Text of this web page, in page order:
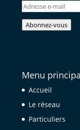
Adresse
mail
Abonnez-vous
Menu
Accueil
Le réseau
Particuliers